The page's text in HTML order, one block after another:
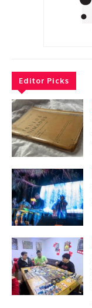
Editor Picks